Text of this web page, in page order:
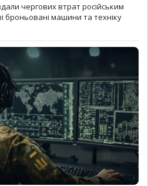
чергових втрат російським
броньовані машини та техніку